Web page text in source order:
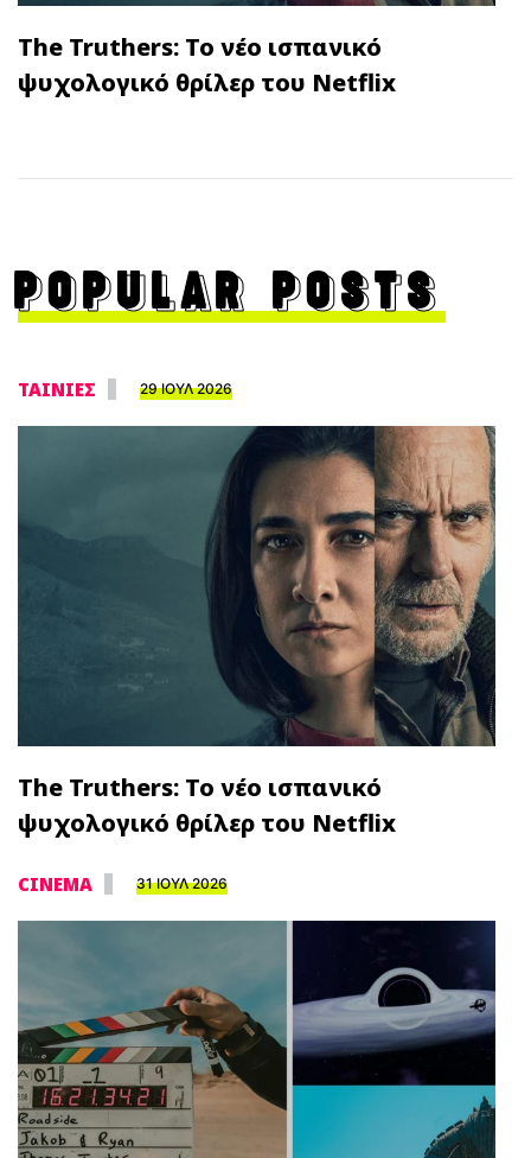
The Truthers: Το νέο ισπανικό
ψυχολογικό θρίλερ του Netflix
POPULAR POSTS
ΤΑΙΝΙΕΣ 29 ΙΟΥΛ 2026
The Truthers: Το νέο ισπανικό
ψυχολογικό θρίλερ του Netflix
CINEMA 31 ΙΟΥΛ 2026